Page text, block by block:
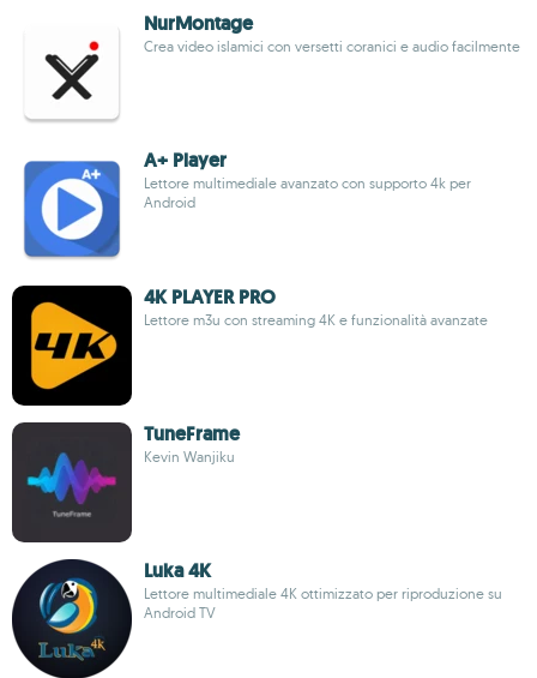
NurMontage
Crea video islamici con versetti coranici e audio facilmente
A+ Player
Lettore multimediale avanzato con supporto 4k per
Android
4K PLAYER PRO
Lettore m3u con streaming 4K e funzionalità avanzate
TuneFrame
Kevin Wanjiku
Luka 4K
Lettore multimediale 4K ottimizzato per riproduzione su
Android TV